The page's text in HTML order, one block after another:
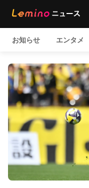
お知らせ エンタメ